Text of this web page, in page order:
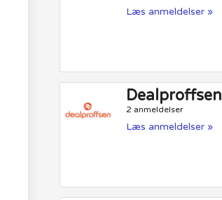
Læs anmeldelser »
Dealproffsen
2 anmeldelser
Læs anmeldelser »